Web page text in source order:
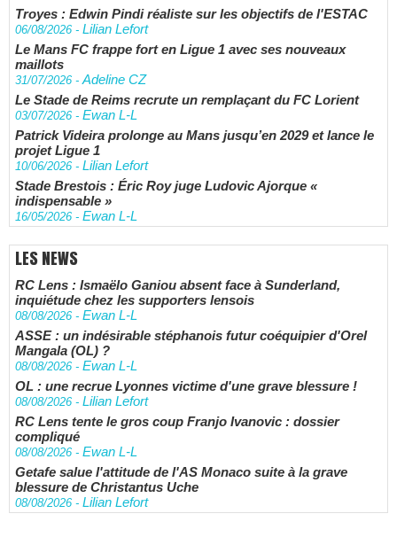
Troyes : Edwin Pindi réaliste sur les objectifs de l'ESTAC
06/08/2026 - Lilian Lefort
Le Mans FC frappe fort en Ligue 1 avec ses nouveaux
maillots
31/07/2026 -Adeline CZ
Le Stade de Reims recrute un remplaçant du FC Lorient
03/07/2026 - Ewan L-L
Patrick Videira prolonge au Mans jusqu’en 2029 et lance le
projet Ligue 1
10/06/2026 - Lilian Lefort
Stade Brestois : Éric Roy juge Ludovic Ajorque «
indispensable »
16/05/2026 - Ewan L-L
LES NEWS
RC Lens : Ismaëlo Ganiou absent face à Sunderland,
inquiétude chez les supporters lensois
08/08/2026 - Ewan L-L
ASSE : un indésirable stéphanois futur coéquipier d'Orel
Mangala (OL) ?
08/08/2026 - Ewan L-L
OL : une recrue Lyonnes victime d'une grave blessure !
08/08/2026 - Lilian Lefort
RC Lens tente le gros coup Franjo Ivanovic : dossier
compliqué
08/08/2026 - Ewan L-L
Getafe salue l'attitude de l'AS Monaco suite à la grave
blessure de Christantus Uche
08/08/2026 - Lilian Lefort